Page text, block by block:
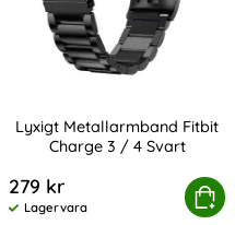
3 / 4 Lila
Lyxigt Metallarmband Fitbit
Charge 3 / 4 Svart
279 kr
Tillgänglighet:
Lagervara
Köp
Lyxigt Metallarmband